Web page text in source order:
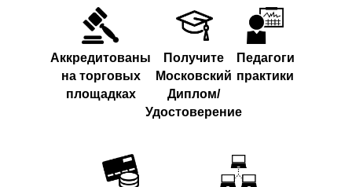
Аккредитованы
на торговых
площадках
Получите
Московский
Диплом/
Удостоверение
Педагоги
практики